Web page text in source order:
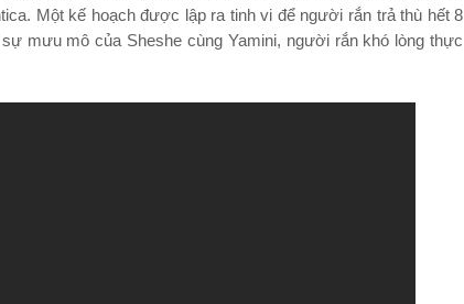
Một kế hoạch được lập ra tinh vi để người rắn trả thù hết 8
mưu mô của Sheshe cùng Yamini, người rắn khó lòng thực